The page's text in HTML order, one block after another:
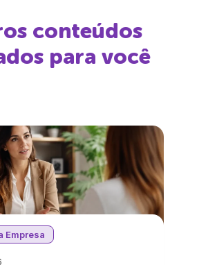
conteúdos
para você
Empresa